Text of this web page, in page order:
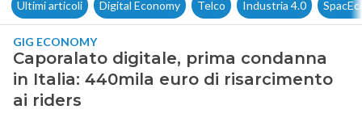
Ultimi articoli Digital Economy Telco Industria 4.0
GIG ECONOMY
Caporalato digitale, prima condanna
in Italia: 440mila euro di risarcimento
ai riders